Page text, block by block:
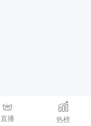
直播 热榜